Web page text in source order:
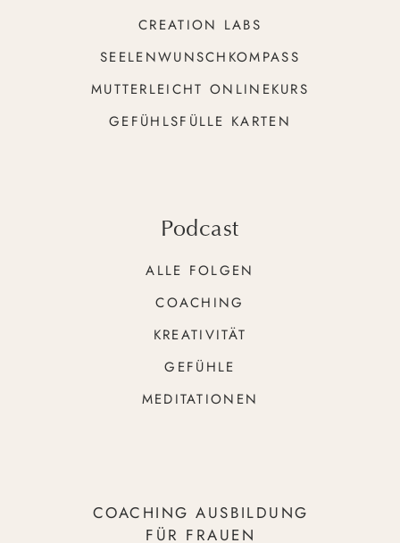
CREATION LABS
SEELENWUNSCHKOMPASS
MUTTERLEICHT ONLINEKURS
GEFÜHLSFÜLLE KARTEN
Podcast
ALLE FOLGEN
COACHING
KREATIVITÄT
GEFÜHLE
MEDITATIONEN
COACHING AUSBILDUNG
FÜR FRAUEN